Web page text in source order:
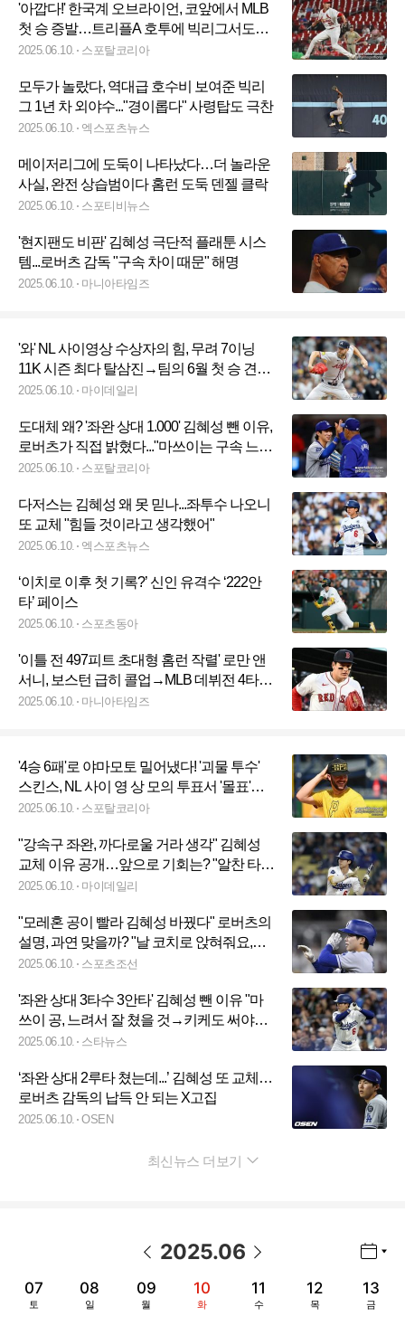
'아깝다!' 한국계 오브라이언, 코앞에서 MLB
첫 승 증발…트리플A 호투에 빅리그서도
'159km' 광속구, WBC 참가 기대감도 '↑'
2025.06.10. 스포탈코리아
모두가 놀랐다, 역대급 호수비 보여준 빅리
그 1년 차 외야수..."경이롭다" 사령탑도 극찬
2025.06.10. 엑스포츠뉴스
메이저리그에 도둑이 나타났다…더 놀라운
사실, 완전 상습범이다 홈런 도둑 덴젤 클락
2025.06.10. 스포티비뉴스
'현지팬도 비판' 김혜성 극단적 플래툰 시스
템...로버츠 감독 "구속 차이 때문" 해명
2025.06.10. 마니아타임즈
'와' NL 사이영상 수상자의 힘, 무려 7이닝
11K 시즌 최다 탈삼진→팀의 6월 첫 승 견인
'HOF 향해 간다'
2025.06.10. 마이데일리
도대체 왜? '좌완 상대 1.000' 김혜성 뺀 이유,
로버츠가 직접 밝혔다..."마쓰이는 구속 느리
잖아, 키케에게 기회 주고 싶었어"
2025.06.10. 스포탈코리아
다저스는 김혜성 왜 못 믿나...좌투수 나오니
또 교체 "힘들 것이라고 생각했어"
2025.06.10. 엑스포츠뉴스
‘이치로 이후 첫 기록?’ 신인 유격수 ‘222안
타’ 페이스
2025.06.10. 스포츠동아
'이틀 전 497피트 초대형 홈런 작렬' 로만 앤
서니, 보스턴 급히 콜업→MLB 데뷔전 4타수
무안타·실책으로 빅리그 벽 실감
2025.06.10. 마니아타임즈
'4승 6패'로 야마모토 밀어냈다! '괴물 투수'
스킨스, NL 사이 영 상 모의 투표서 '몰표'…
AL은 2연속으로 스쿠발이 선두
2025.06.10. 스포탈코리아
"강속구 좌완, 까다로울 거라 생각" 김혜성
교체 이유 공개…앞으로 기회는? "알찬 타석
유지하면 문제 NO"
2025.06.10. 마이데일리
"모레혼 공이 빨라 김혜성 바꿨다" 로버츠의
설명, 과연 맞을까? "날 코치로 앉혀줘요,
KIM 쓰게" 중계진도 푸념
2025.06.10. 스포츠조선
'좌완 상대 3타수 3안타' 김혜성 뺀 이유 "마
쓰이 공, 느려서 잘 쳤을 것→키케도 써야
해"
2025.06.10. 스타뉴스
‘좌완 상대 2루타 쳤는데...’ 김혜성 또 교체…
로버츠 감독의 납득 안 되는 X고집
2025.06.10. OSEN
최신뉴스 더보기
2025.06
07
토
08
일
09
월
10
화
11
수
12
목
13
금